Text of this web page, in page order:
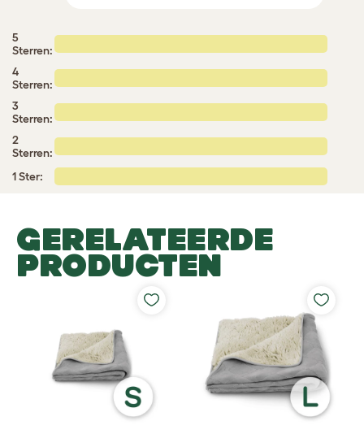
5
Sterren:
4
Sterren:
3
Sterren:
2
Sterren:
1 Ster:
GERELATEERDE
PRODUCTEN